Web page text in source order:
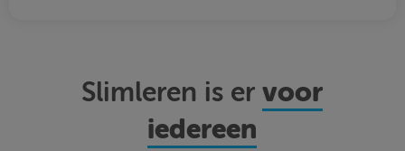
Slimleren is ervoor
iedereen